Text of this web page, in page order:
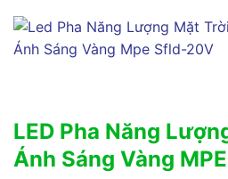
LED Pha Năng
Ánh Sáng Vàng